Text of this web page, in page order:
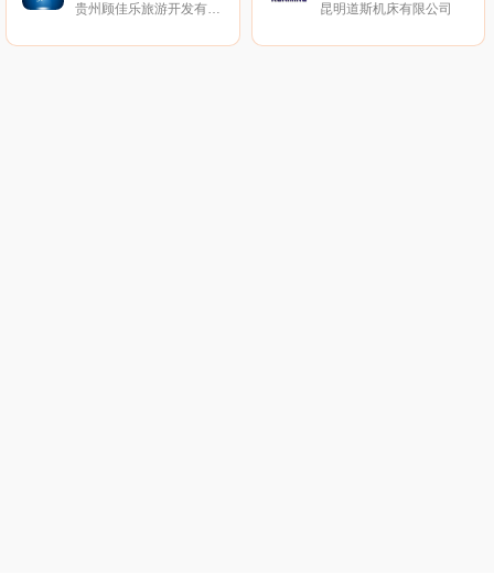
贵州顾佳乐旅游开发有限公司
昆明道斯机床有限公司